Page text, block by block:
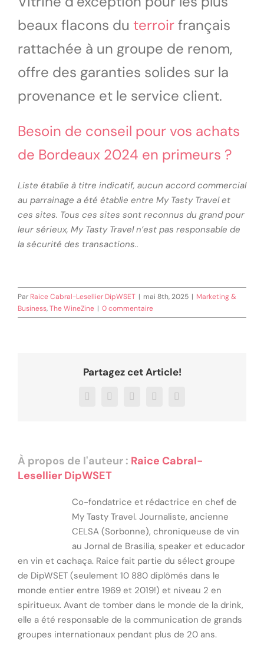
beaux flacons du terroirfrançais
rattachée à un groupe de renom,
offre des garanties solides sur la
provenance et le service client.
Besoin de conseil pour vos achats
de Bordeaux 2024 en primeurs ?
Liste établie à titre indicatif, aucun accord commercial
au parrainage a été établie entre My Tasty Travel et
ces sites. Tous ces sites sont reconnus du grand pour
leur sérieux, My Tasty Travel n’est pas responsable de
la sécurité des transactions..
Par Raice Cabral-Lesellier DipWSET | mai 8th, 2025 | Marketing &
Business,The WineZine | 0 commentaire
Partagez cet Article!
Facebook
X LinkedInWhatsApp
Email
À propos de l'auteur : Raice Cabral-
Lesellier DipWSET
Co-fondatrice et rédactrice en chef de
My Tasty Travel. Journaliste, ancienne
CELSA (Sorbonne), chroniqueuse de vin
au Jornal de Brasilia, speaker et educador
en vin et cachaça. Raice fait partie du sélect groupe
de DipWSET (seulement 10 880 diplômés dans le
monde entier entre 1969 et 2019!) et niveau 2 en
spiritueux. Avant de tomber dans le monde de la drink,
elle a été responsable de la communication de grands
groupes internationaux pendant plus de 20 ans.